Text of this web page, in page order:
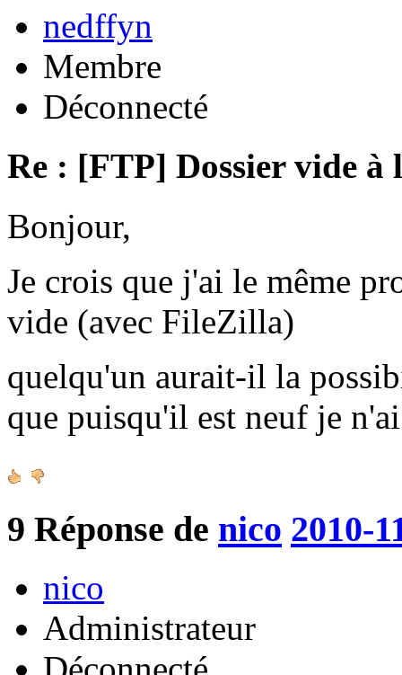
nedffyn
Membre
Déconnecté
Re : [FTP] Dossier vide à
Bonjour,
Je crois que j'ai le même
vide (avec FileZilla)
quelqu'un aurait-il la
que puisqu'il est neuf je
9 Réponse de nico 2010-
nico
Administrateur